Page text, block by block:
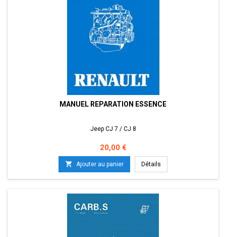
MANUEL REPARATION ESSENCE
Jeep CJ 7 / CJ 8
Prix
20,00 €
 Ajouter au panier Détails